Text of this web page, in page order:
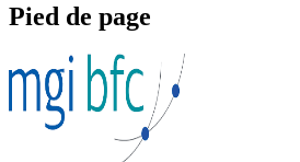
Pied de page